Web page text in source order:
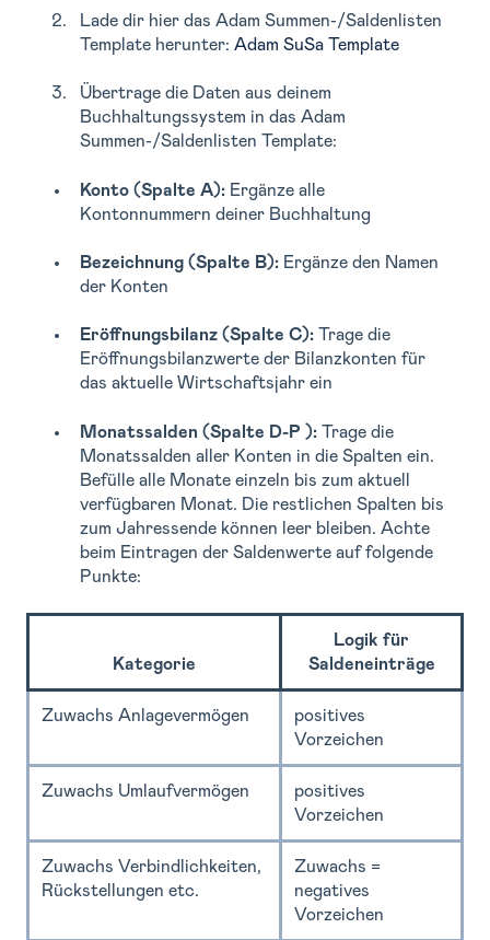
Lade dir hier das Adam Summen-/Saldenlisten
Template herunter: Adam SuSa Template
Übertrage die Daten aus deinem
Buchhaltungssystem in das Adam
Summen-/Saldenlisten Template:
Konto (Spalte A): Ergänze alle
Kontonnummern deiner Buchhaltung
Bezeichnung (Spalte B): Ergänze den Namen
der Konten
Eröffnungsbilanz (Spalte C): Trage die
Eröffnungsbilanzwerte der Bilanzkonten für
das aktuelle Wirtschaftsjahr ein
Monatssalden (Spalte D-P ): Trage die
Monatssalden aller Konten in die Spalten ein.
Befülle alle Monate einzeln bis zum aktuell
verfügbaren Monat. Die restlichen Spalten bis
zum Jahressende können leer bleiben. Achte
beim Eintragen der Saldenwerte auf folgende
Punkte:
Kategorie
Logik für
Saldeneinträge
Zuwachs Anlagevermögen
positives
Vorzeichen
Zuwachs Umlaufvermögen
positives
Vorzeichen
Zuwachs Verbindlichkeiten,
Rückstellungen etc.
Zuwachs =
negatives
Vorzeichen